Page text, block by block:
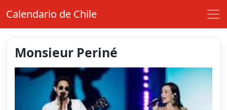
Calendario de Chile
Monsieur Periné